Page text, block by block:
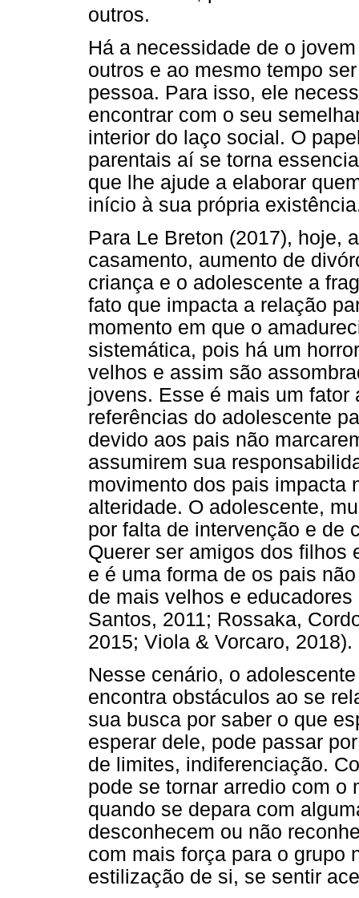
outros.
Há a necessidade de o
outros e ao mesmo tempo
pessoa. Para isso, ele
encontrar com o seu
interior do laço social. O
parentais aí se torna
que lhe ajude a elaborar
início à sua própria
Para Le Breton (2017), hoje,
casamento, aumento de
criança e o adolescente a
fato que impacta a relação
momento em que o
sistemática, pois há um
velhos e assim são
jovens. Esse é mais um fator
referências do adolescente
devido aos pais não
assumirem sua
movimento dos pais impacta
alteridade. O adolescente,
por falta de intervenção e de
Querer ser amigos dos filhos
e é uma forma de os pais
de mais velhos e
Santos, 2011; Rossaka,
2015; Viola & Vorcaro, 2018).
Nesse cenário, o
encontra obstáculos ao se
sua busca por saber o que
esperar dele, pode passar
de limites, indiferenciação.
pode se tornar arredio com o
quando se depara com
desconhecem ou não
com mais força para o grupo
estilização de si, se sentir